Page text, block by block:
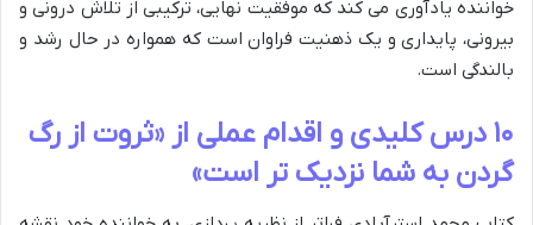
خواننده یادآوری می کند که موفقیت نهایی، ترکیبی از تلاش درونی و
بیرونی، پایداری و یک ذهنیت فراوان است که همواره در حال رشد و
بالندگی است.
۱۰ درس کلیدی و اقدام عملی از «ثروت از رگ
گردن به شما نزدیک تر است»